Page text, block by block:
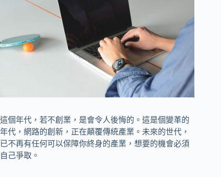
這個年代，若不創業，是會令人後悔的。這是個變革的
年代，網路的創新，正在顛覆傳統產業。未來的世代，
已不再有任何可以保障你終身的產業，想要的機會必須
自己爭取。